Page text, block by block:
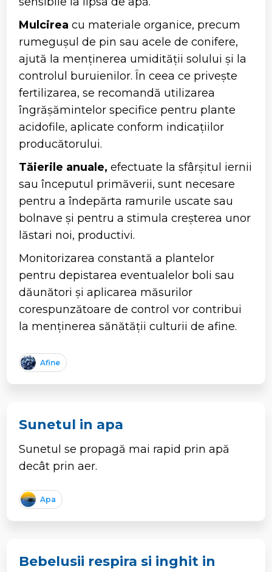
Mulcirea cu materiale organice, precum
rumegușul de pin sau acele de conifere,
ajută la menținerea umidității solului și la
controlul buruienilor. În ceea ce privește
fertilizarea, se recomandă utilizarea
îngrășămintelor specifice pentru plante
acidofile, aplicate conform indicațiilor
producătorului.
Tăierile anuale, efectuate la sfârșitul iernii
sau începutul primăverii, sunt necesare
pentru a îndepărta ramurile uscate sau
bolnave și pentru a stimula creșterea unor
lăstari noi, productivi.
Monitorizarea constantă a plantelor
pentru depistarea eventualelor boli sau
dăunători și aplicarea măsurilor
corespunzătoare de control vor contribui
la menținerea sănătății culturii de afine.
Afine
Sunetul in apa
Sunetul se propagă mai rapid prin apă
decât prin aer.
Apa
Bebelusii respira si inghit in